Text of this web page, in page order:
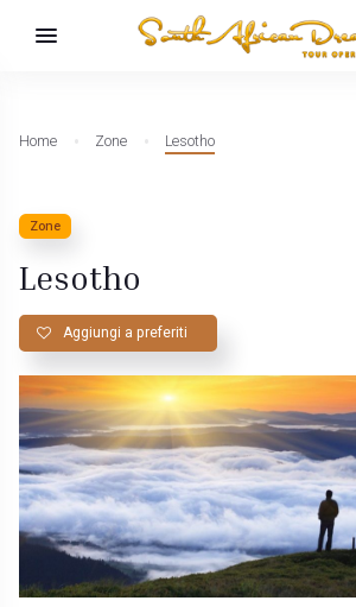
Home Zone Lesotho
Zone
Lesotho
Aggiungi a preferiti